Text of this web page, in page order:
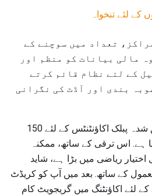
لئے تنخواہ
تعداد میں سوچنے کے
مالی بیانات کو منظم اور
کے لئے نظام قائم کرتے
بندی اور آڈٹ کی نگرانی
زیادہ تر ریاستوں نے تصدیق شدہ پبلک اکاؤنٹنٹس کے لئے 150
ہے. اس ترقی کے ساتھ، ممکنہ
ریاضی میں بڑا ہے، شاید
معمول کے ساتھ. بعد میں آپ کو کریڈٹ
لئے اکاؤنٹنگ میں گریجویٹ کام